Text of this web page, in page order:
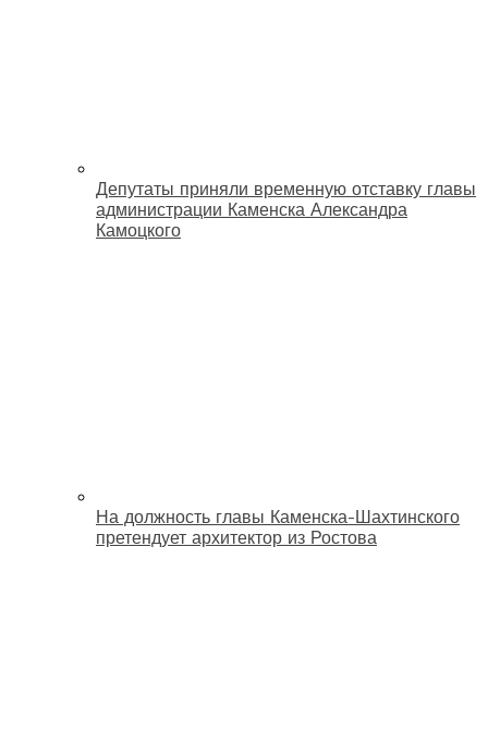
Депутаты приняли временную отставку главы
администрации Каменска Александра
Камоцкого
На должность главы Каменска-Шахтинского
претендует архитектор из Ростова